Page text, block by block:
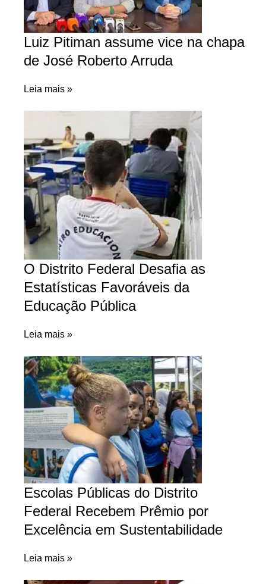
Luiz Pitiman assume vice na chapa
de José Roberto Arruda
Leia mais »
O Distrito Federal Desafia as
Estatísticas Favoráveis da
Educação Pública
Leia mais »
Escolas Públicas do Distrito
Federal Recebem Prêmio por
Excelência em Sustentabilidade
Leia mais »